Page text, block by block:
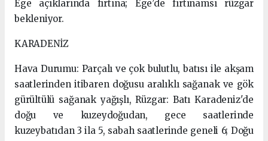
Ege açıklarında fırtına; Ege’de fırtınamsı rüzgar
bekleniyor.
KARADENİZ
Hava Durumu: Parçalı ve çok bulutlu, batısı ile akşam
saatlerinden itibaren doğusu aralıklı sağanak ve gök
gürültülü sağanak yağışlı, Rüzgar: Batı Karadeniz'de
doğu ve kuzeydoğudan, gece saatlerinde
kuzeybatıdan 3 ila 5, sabah saatlerinde geneli 6; Doğu